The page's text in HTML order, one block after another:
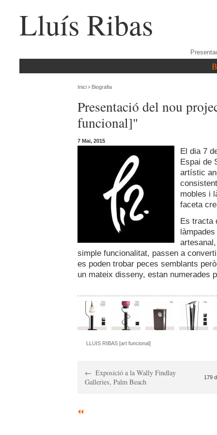
Lluís Ribas
Inici › Biografia
Presentació del nou
funcional]"
7 Mai, 2015
El dia 7
Espai de
artístic
mobles i
faceta
Es tracta
simple funcionalitat, passen a
es poden trobar peces semblants
un mateix disseny, estan numerades
LLUIS RIBAS [art funcional]
Exposició a la Wally Findlay
Galleries, Palm Beach
179